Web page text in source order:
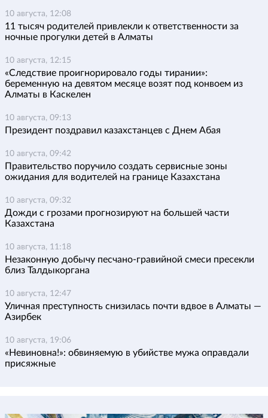
10 августа, 12:08
11 тысяч родителей привлекли к ответственности за
ночные прогулки детей в Алматы
10 августа, 12:15
«Следствие проигнорировало годы тирании»:
беременную на девятом месяце возят под конвоем из
Алматы в Каскелен
10 августа, 09:13
Президент поздравил казахстанцев с Днем Абая
10 августа, 09:42
Правительство поручило создать сервисные зоны
ожидания для водителей на границе Казахстана
10 августа, 09:32
Дожди с грозами прогнозируют на большей части
Казахстана
10 августа, 11:18
Незаконную добычу песчано-гравийной смеси пресекли
близ Талдыкоргана
10 августа, 12:47
Уличная преступность снизилась почти вдвое в Алматы —
Азирбек
10 августа, 19:06
«Невиновна!»: обвиняемую в убийстве мужа оправдали
присяжные